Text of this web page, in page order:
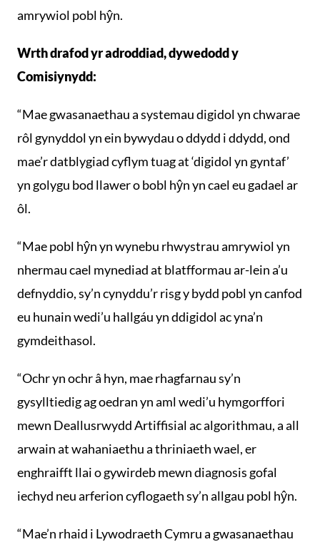
amrywiol pobl hŷn.
Wrth drafod yr adroddiad, dywedodd y
Comisiynydd:
“Mae gwasanaethau a systemau digidol yn chwarae
rôl gynyddol yn ein bywydau o ddydd i ddydd, ond
mae’r datblygiad cyflym tuag at ‘digidol yn gyntaf’
yn golygu bod llawer o bobl hŷn yn cael eu gadael ar
ôl.
“Mae pobl hŷn yn wynebu rhwystrau amrywiol yn
nhermau cael mynediad at blatfformau ar-lein a’u
defnyddio, sy’n cynyddu’r risg y bydd pobl yn canfod
eu hunain wedi’u hallgáu yn ddigidol ac yna’n
gymdeithasol.
“Ochr yn ochr â hyn, mae rhagfarnau sy’n
gysylltiedig ag oedran yn aml wedi’u hymgorffori
mewn Deallusrwydd Artiffisial ac algorithmau, a all
arwain at wahaniaethu a thriniaeth wael, er
enghraifft llai o gywirdeb mewn diagnosis gofal
iechyd neu arferion cyflogaeth sy’n allgau pobl hŷn.
“Mae’n rhaid i Lywodraeth Cymru a gwasanaethau